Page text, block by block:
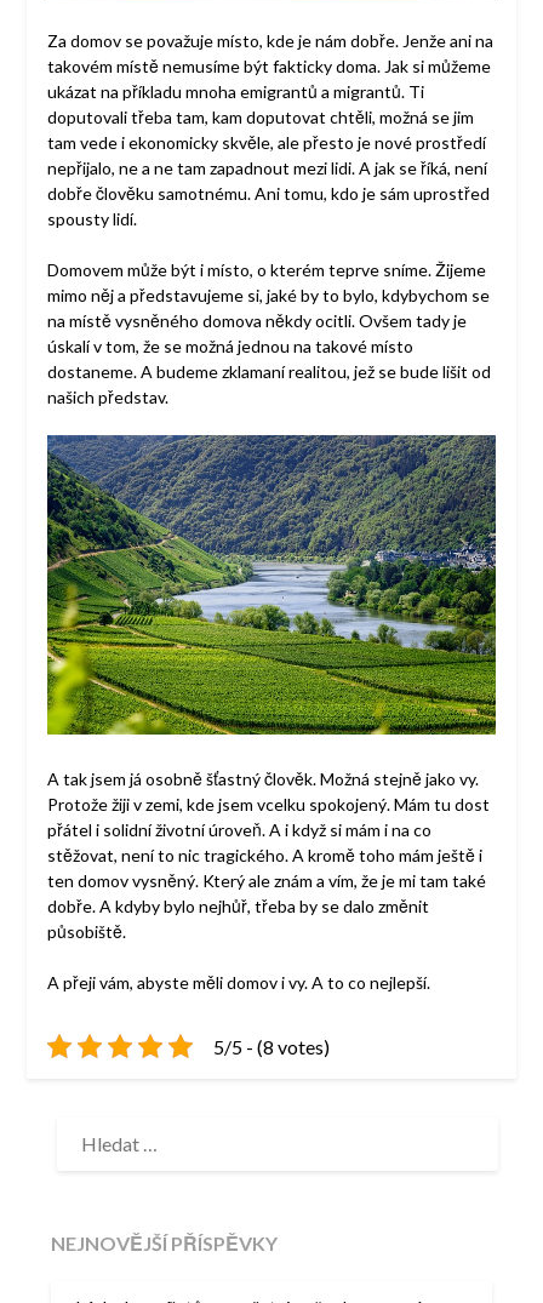
Za domov se považuje místo, kde je nám dobře. Jenže ani na
takovém místě nemusíme být fakticky doma. Jak si můžeme
ukázat na příkladu mnoha emigrantů a migrantů. Ti
doputovali třeba tam, kam doputovat chtěli, možná se jim
tam vede i ekonomicky skvěle, ale přesto je nové prostředí
nepřijalo, ne a ne tam zapadnout mezi lidi. A jak se říká, není
dobře člověku samotnému. Ani tomu, kdo je sám uprostřed
spousty lidí.
Domovem může být i místo, o kterém teprve sníme. Žijeme
mimo něj a představujeme si, jaké by to bylo, kdybychom se
na místě vysněného domova někdy ocitli. Ovšem tady je
úskalí v tom, že se možná jednou na takové místo
dostaneme. A budeme zklamaní realitou, jež se bude lišit od
našich představ.
A tak jsem já osobně šťastný člověk. Možná stejně jako vy.
Protože žiji v zemi, kde jsem vcelku spokojený. Mám tu dost
přátel i solidní životní úroveň. A i když si mám i na co
stěžovat, není to nic tragického. A kromě toho mám ještě i
ten domov vysněný. Který ale znám a vím, že je mi tam také
dobře. A kdyby bylo nejhůř, třeba by se dalo změnit
působiště.
A přeji vám, abyste měli domov i vy. A to co nejlepší.
5/5 - (8 votes)
NEJNOVĚJŠÍ PŘÍSPĚVKY